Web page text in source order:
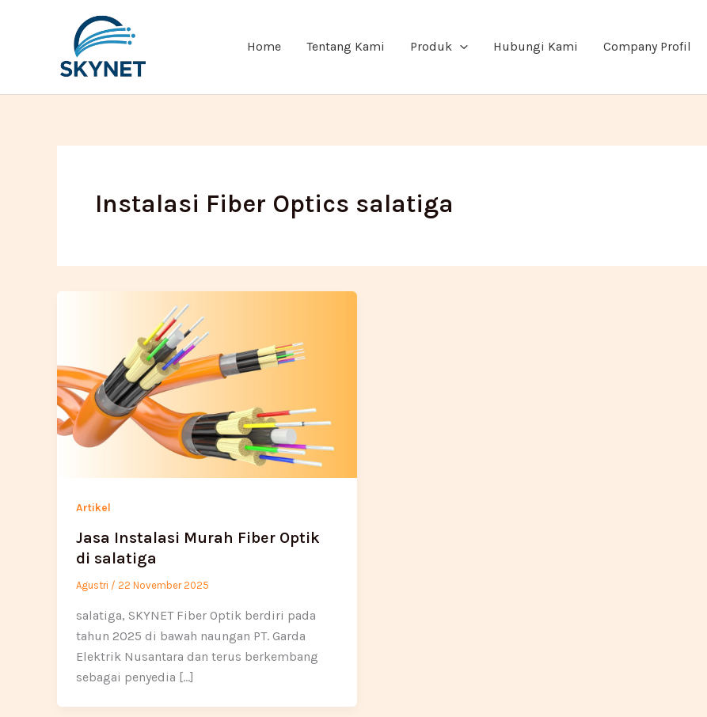
Home Tentang Kami Produk Hubungi Kami Company Profil
Instalasi Fiber Optics salatiga
Artikel
Jasa Instalasi Murah Fiber Optik
di salatiga
Agustri / 22 November 2025
salatiga, SKYNET Fiber Optik berdiri pada
tahun 2025 di bawah naungan PT. Garda
Elektrik Nusantara dan terus berkembang
sebagai penyedia […]